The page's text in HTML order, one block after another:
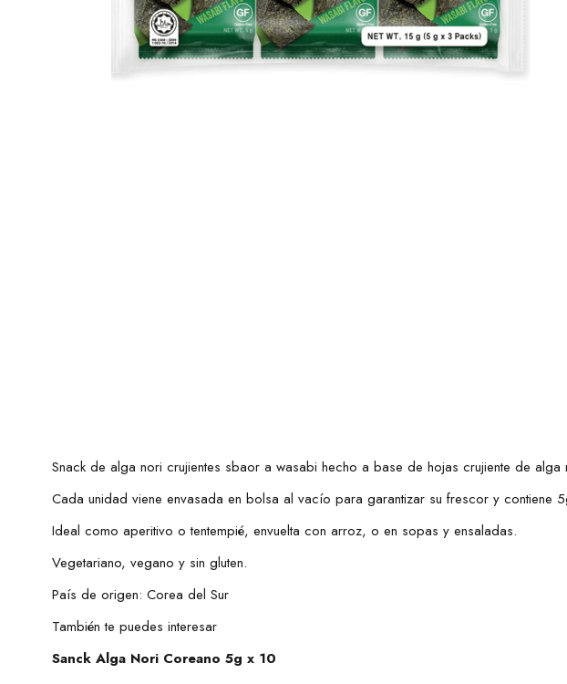
Snack de alga nori crujientes sbaor a wasabi hecho a base de hojas crujiente de
Cada unidad viene envasada en bolsa al vacío para garantizar su frescor y contiene
Ideal como aperitivo o tentempié, envuelta con arroz, o en sopas y ensaladas.
Vegetariano, vegano y sin gluten.
País de origen: Corea del Sur
También te puedes interesar
Sanck Alga Nori Coreano 5g x 10